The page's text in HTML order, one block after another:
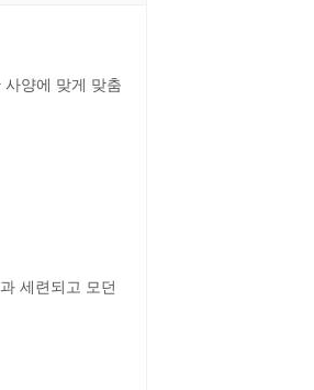
양에 맞게 맞춤
세련되고 모던